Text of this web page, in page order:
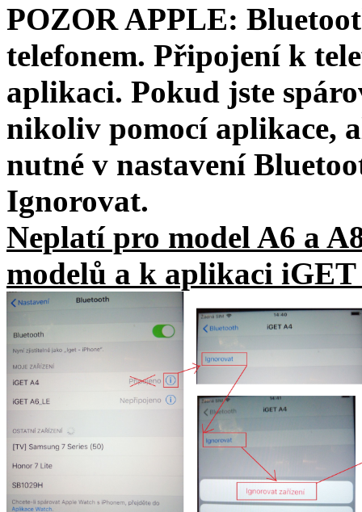
POZOR APPLE:
telefonem. Připojení k
aplikaci. Pokud jste
nikoliv pomocí aplikace,
nutné v nastavení
Ignorovat.
Neplatí pro model A6 a
modelů a k aplikaci iGET